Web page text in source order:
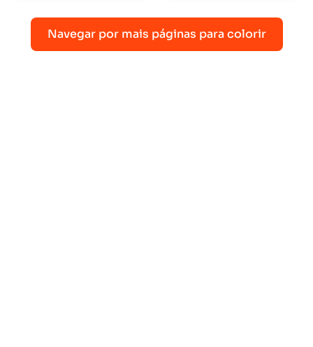
Navegar por mais páginas para colorir